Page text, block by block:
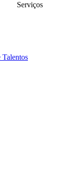
Serviços
Talentos